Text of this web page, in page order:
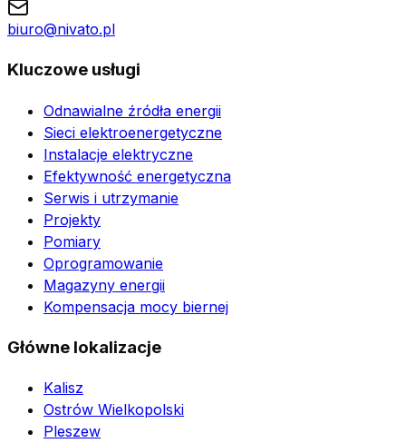
biuro@nivato.pl
Kluczowe usługi
Odnawialne źródła energii
Sieci elektroenergetyczne
Instalacje elektryczne
Efektywność energetyczna
Serwis i utrzymanie
Projekty
Pomiary
Oprogramowanie
Magazyny energii
Kompensacja mocy biernej
Główne lokalizacje
Kalisz
Ostrów Wielkopolski
Pleszew